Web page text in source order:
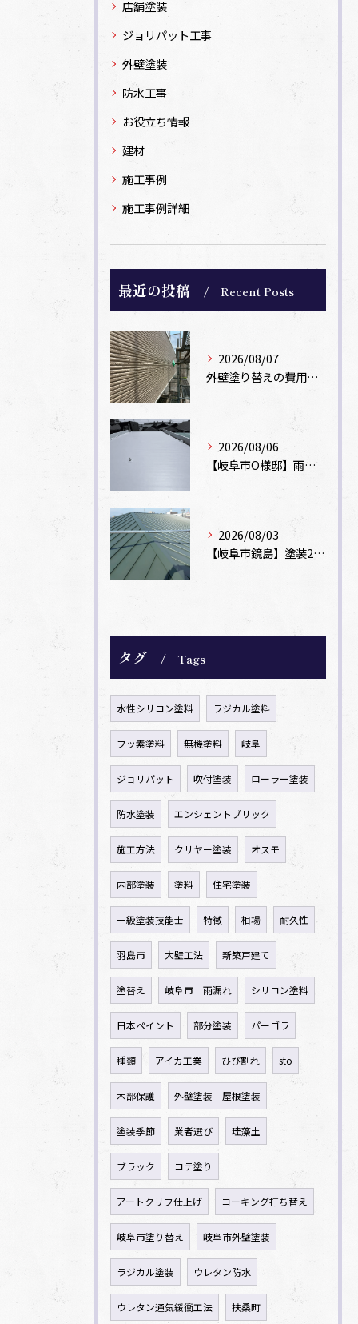
店舗塗装
ジョリパット工事
外壁塗装
防水工事
お役立ち情報
建材
施工事例
施工事例詳細
最近の投稿 Recent Posts
2026/08/07
外壁塗り替えの費用相場は？坪数別の価格目安と安く抑えるコツ【一級塗装士解説】
2026/08/06
【岐阜市O様邸】雨漏りを解消！塩ビシート機械固定工法による屋根防水工事
2026/08/03
【岐阜市鏡島】塗装2回のカラーベスト屋根をカバー工法でガルバリウム鋼板に改修！
タグ Tags
水性シリコン塗料 ラジカル塗料
フッ素塗料 無機塗料 岐阜
ジョリパット 吹付塗装 ローラー塗装
防水塗装 エンシェントブリック
施工方法 クリヤー塗装 オスモ
内部塗装 塗料 住宅塗装
一級塗装技能士 特徴 相場 耐久性
羽島市 大壁工法 新築戸建て
塗替え 岐阜市 雨漏れ シリコン塗料
日本ペイント 部分塗装 パーゴラ
種類 アイカ工業 ひび割れ sto
木部保護 外壁塗装 屋根塗装
塗装季節 業者選び 珪藻土
ブラック コテ塗り
アートクリフ仕上げ コーキング打ち替え
岐阜市塗り替え 岐阜市外壁塗装
ラジカル塗装 ウレタン防水
ウレタン通気緩衝工法 扶桑町